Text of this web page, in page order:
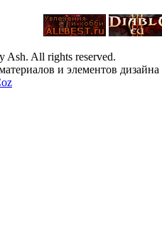
Ash. All rights reserved.
и элементов